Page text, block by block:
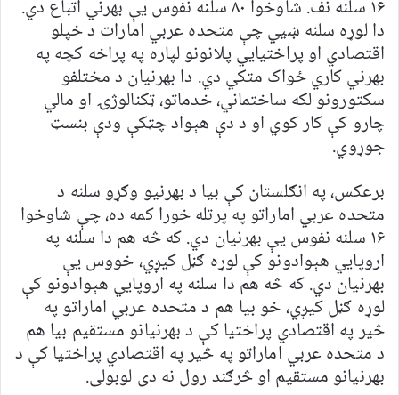
۱۶ سلنه نف. شاوخوا ۸۰ سلنه نفوس یې بهرني اتباع دي.
دا لوړه سلنه ښیي چې متحده عربي امارات د خپلو
اقتصادي او پراختیايي پلانونو لپاره په پراخه کچه په
بهرني کاري ځواک متکي دي. دا بهرنیان د مختلفو
سکتورونو لکه ساختماني، خدماتو، ټکنالوژۍ او مالي
چارو کې کار کوي او د دې هېواد چټکې ودې بنسټ
جوړوي.
برعکس، په انګلستان کې بیا د بهرنیو وګړو سلنه د
متحده عربي اماراتو په پرتله خورا کمه ده، چې شاوخوا
۱۶ سلنه نفوس یې بهرنیان دي. که څه هم دا سلنه په
اروپایي هېوادونو کې لوړه ګڼل کیږي، خووس یې
بهرنیان دي. که څه هم دا سلنه په اروپایي هېوادونو کې
لوړه ګڼل کیږي، خو بیا هم د متحده عربي اماراتو په
څیر په اقتصادي پراختیا کې د بهرنیانو مستقیم بیا هم
د متحده عربي اماراتو په څیر په اقتصادي پراختیا کې د
بهرنیانو مستقیم او څرګند رول نه دی لوبولی.